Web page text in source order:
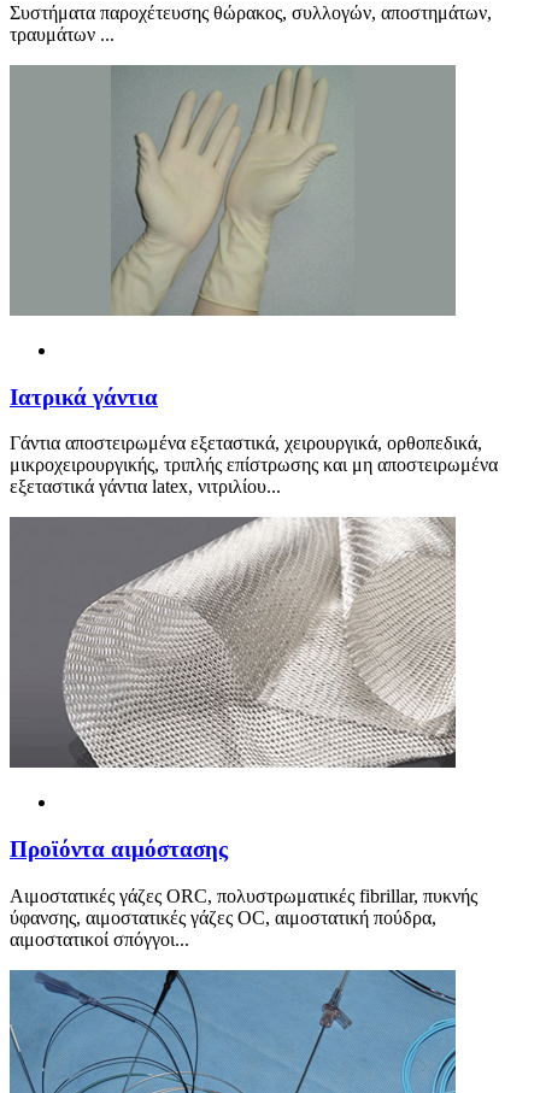
Συστήματα παροχέτευσης θώρακος, συλλογών, αποστημάτων,
τραυμάτων ...
Ιατρικά γάντια
Γάντια αποστειρωμένα εξεταστικά, χειρουργικά, ορθοπεδικά,
μικροχειρουργικής, τριπλής επίστρωσης και μη αποστειρωμένα
εξεταστικά γάντια latex, νιτριλίου...
Προϊόντα αιμόστασης
Αιμοστατικές γάζες ORC, πολυστρωματικές fibrillar, πυκνής
ύφανσης, αιμοστατικές γάζες OC, αιμοστατική πούδρα,
αιμοστατικοί σπόγγοι...